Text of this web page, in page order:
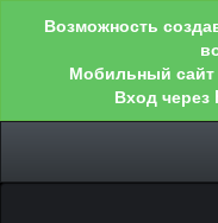
Возможность
Мобильный сайт
Вход через